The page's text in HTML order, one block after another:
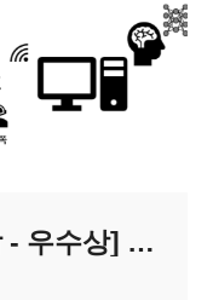
[2025년 공모전 수상작 - 우수상] 소리를 색깔로, 사운드 글래스(Sound glass)